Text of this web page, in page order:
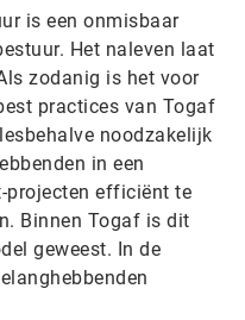
is een onmisbaar
Het naleven laat
zodanig is het voor
practices van Togaf
noodzakelijk
in een
projecten efficiënt te
Binnen Togaf is dit
geweest. In de